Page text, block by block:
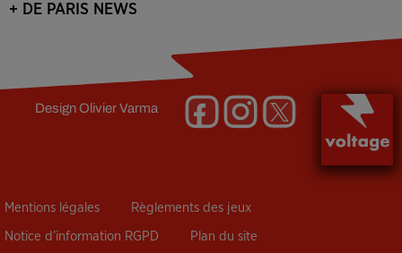
+ DE PARIS NEWS
DesignOlivier Varma
Mentions légales Règlements des jeux
Notice d’information RGPD Plan du site